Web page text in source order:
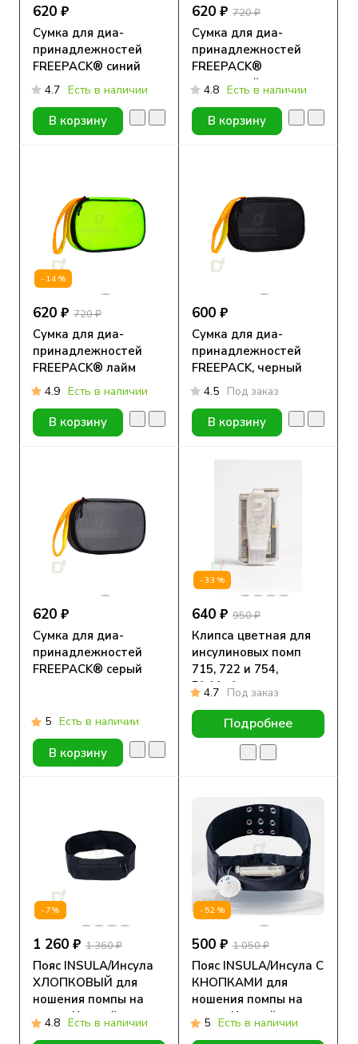
620 ₽
Сумка для диа-
принадлежностей
FREEPACK® синий
4.7 Есть в наличии
В корзину
620 ₽ 720 ₽
Сумка для диа-
принадлежностей
FREEPACK®
оранжевый
4.8 Есть в наличии
В корзину
-14%
620 ₽ 720 ₽
Сумка для диа-
принадлежностей
FREEPACK® лайм
4.9 Есть в наличии
В корзину
600 ₽
Сумка для диа-
принадлежностей
FREEPACK, черный
4.5 Под заказ
В корзину
620 ₽
Сумка для диа-
принадлежностей
FREEPACK® серый
5 Есть в наличии
В корзину
-33%
640 ₽ 950 ₽
Клипса цветная для
инсулиновых помп
715, 722 и 754,
DiaMarka
4.7 Под заказ
Подробнее
-7%
1 260 ₽ 1 360 ₽
Пояс INSULA/Инсула
ХЛОПКОВЫЙ для
ношения помпы на
талии Черный
4.8 Есть в наличии
-52%
500 ₽ 1 050 ₽
Пояс INSULA/Инсула С
КНОПКАМИ для
ношения помпы на
талии Черный
5 Есть в наличии